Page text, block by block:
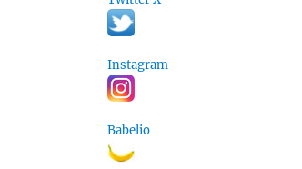
Instagram
Babelio